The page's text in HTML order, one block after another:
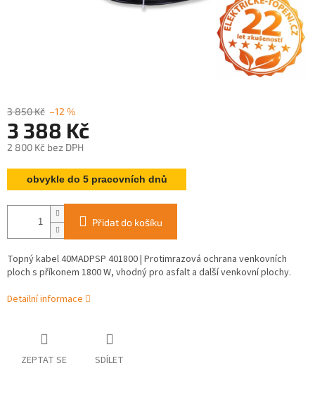
3 850 Kč –12 %
3 388 Kč
2 800 Kč bez DPH
Měrná
cena:obvykle do 5 pracovních dnů
Přidat do košíku
Topný kabel 40MADPSP 401800 | Protimrazová ochrana venkovních
ploch s příkonem 1800 W, vhodný pro asfalt a další venkovní plochy.
Detailní informace
ZEPTAT SE SDÍLET